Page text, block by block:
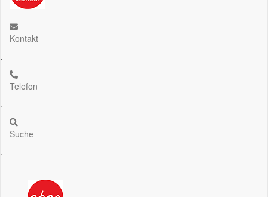
Kontakt
.
Telefon
.
Suche
.